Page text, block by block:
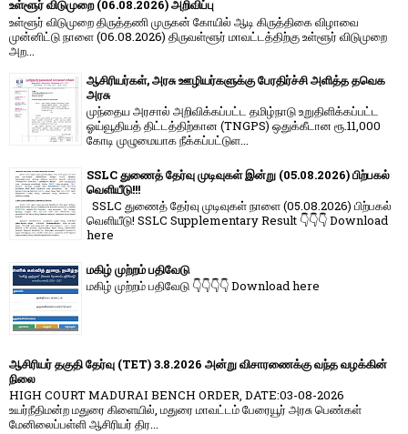
உள்ளூர் விடுமுறை (06.08.2026) அறிவிப்பு
உள்ளூர் விடுமுறை திருத்தணி முருகன் கோயில் ஆடி கிருத்திகை விழாவை
முன்னிட்டு நாளை (06.08.2026) திருவள்ளூர் மாவட்டத்திற்கு உள்ளூர் விடுமுறை
அற...
ஆசிரியர்கள், அரசு ஊழியர்களுக்கு பேரதிர்ச்சி அளித்த தவெக
அரசு
முந்தைய அரசால் அறிவிக்கப்பட்ட தமிழ்நாடு உறுதிளிக்கப்பட்ட
ஓய்வூதியத் திட்டத்திற்கான (TNGPS) ஒதுக்கீடான ரூ.11,000
கோடி முழுமையாக நீக்கப்பட்டுள...
SSLC துணைத் தேர்வு முடிவுகள் இன்று (05.08.2026) பிற்பகல்
வெளியீடு!!!
SSLC துணைத் தேர்வு முடிவுகள் நாளை (05.08.2026) பிற்பகல்
வெளியீடு! SSLC Supplementary Result 👇👇👇 Download
here
மகிழ் முற்றம் பதிவேடு
மகிழ் முற்றம் பதிவேடு 👇👇👇👇 Download here
ஆசிரியர் தகுதி தேர்வு (TET) 3.8.2026 அன்று விசாரணைக்கு வந்த வழக்கின்
நிலை
HIGH COURT MADURAI BENCH ORDER, DATE:03-08-2026
உயர்நீதிமன்ற மதுரை கிளையில், மதுரை மாவட்டம் பேரையூர் அரசு பெண்கள்
மேனிலைப்பள்ளி ஆசிரியர் திர...